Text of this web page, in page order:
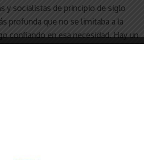
y socialistas de principio de siglo
profunda que no se limitaba a la
confiando en esa necesidad. Hay un
ser conocida. Hay muchas
y Estado nacional. Hay un pedazo
oficial y sus medios e
parece. Esa mirada que
las banderas rojas y negras que,